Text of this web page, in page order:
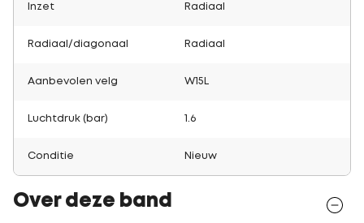
Inzet Radiaal
Radiaal/diagonaal Radiaal
Aanbevolen velg W15L
Luchtdruk (bar) 1.6
Conditie Nieuw
Over deze band